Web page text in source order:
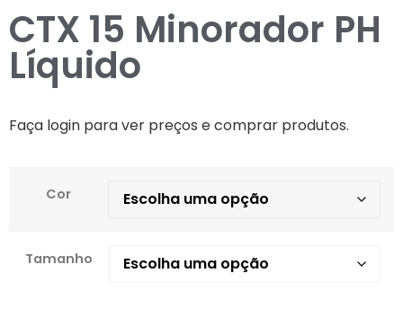
CTX 15 Minorador PH
Líquido
Faça login para ver preços e comprar produtos.
Cor
Tamanho